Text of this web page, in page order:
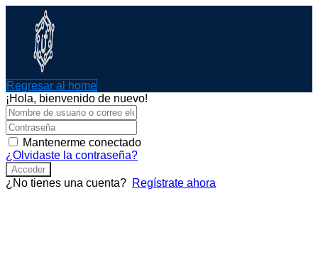
contenido
Regresar al home
¡Hola, bienvenido de nuevo!
Mantenerme conectado
¿Olvidaste la contraseña?
Acceder
¿No tienes una cuenta? Regístrate ahora